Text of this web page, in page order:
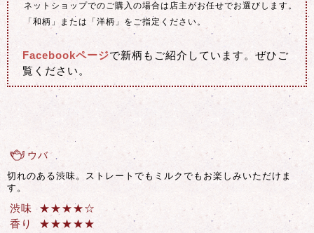
ネットショップでのご購入の場合は店主がお任せでお選びします。
「和柄」または「洋柄」をご指定ください。
Facebookページで新柄もご紹介しています。ぜひご
覧ください。
ウバ
切れのある渋味。ストレートでもミルクでもお楽しみいただけま
す。
渋味 ★★★★☆
香り ★★★★★